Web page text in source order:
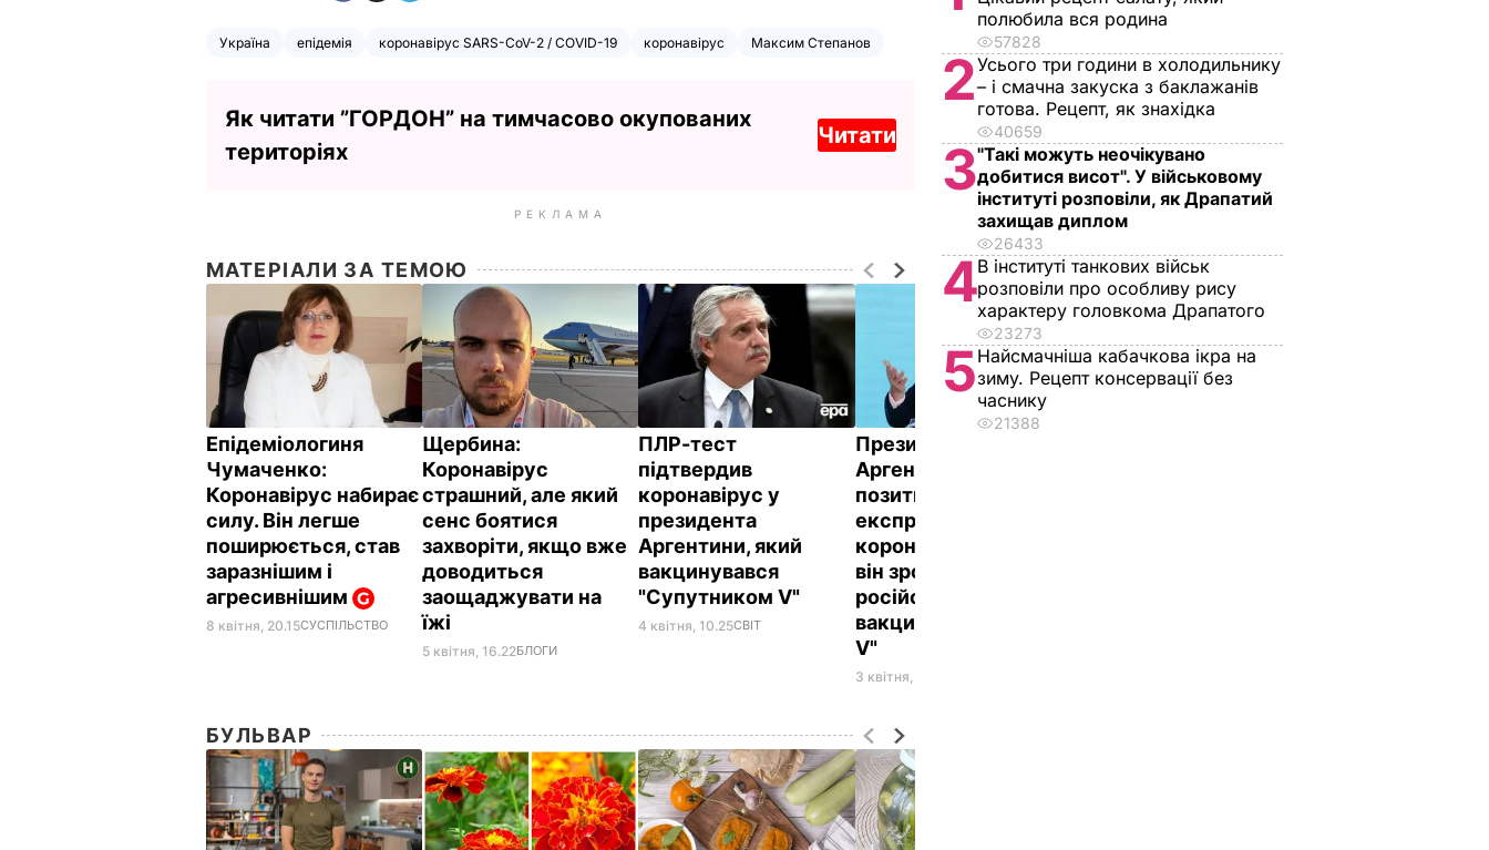
Україна епідемія коронавірус SARS-CoV-2 / COVID-19 коронавірус Максим Степанов
Як читати ”ГОРДОН” на тимчасово окупованих
територіях
Читати
РЕКЛАМА
МАТЕРІАЛИ ЗА ТЕМОЮ
Епідеміологиня
Чумаченко:
Коронавірус набирає
силу. Він легше
поширюється, став
заразнішим і
агресивнішим
8 квітня, 20.15СУСПІЛЬСТВО
Щербина:
Коронавірус
страшний, але який
сенс боятися
захворіти, якщо вже
доводиться
заощаджувати на
їжі
5 квітня, 16.22БЛОГИ
ПЛР-тест
підтвердив
коронавірус у
президента
Аргентини, який
вакцинувався
"Супутником V"
4 квітня, 10.25СВІТ
Президент
Аргентини здав
позитивний
експрестест на
коронавірус. У січні
він зробив щеплення
російською
вакциною "Супутник
V"
3 квітня, 12.34
БУЛЬВАР
полюбила вся родина
57828
2Усього три години в холодильнику
– і смачна закуска з баклажанів
готова. Рецепт, як знахідка
40659
3"Такі можуть неочікувано
добитися висот". У військовому
інституті розповіли, як Драпатий
захищав диплом
26433
4В інституті танкових військ
розповіли про особливу рису
характеру головкома Драпатого
23273
5Найсмачніша кабачкова ікра на
зиму. Рецепт консервації без
часнику
21388